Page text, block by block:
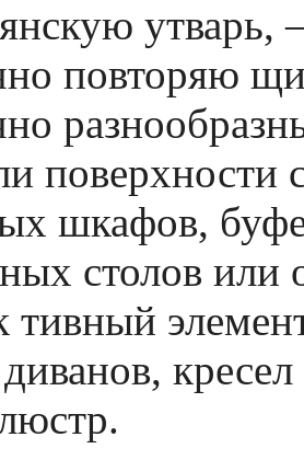
повторяю­
поверхности
шкафов,
столов или
тивный
кресел